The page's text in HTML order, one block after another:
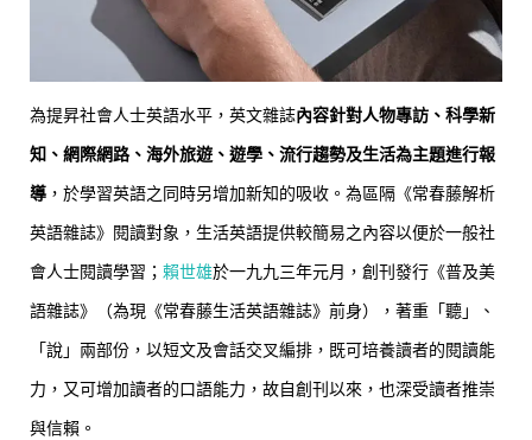
為提昇社會人士英語水平，英文雜誌內容針對人物專訪、科學新
知、網際網路、海外旅遊、遊學、流行趨勢及生活為主題進行報
導 ，於學習英語之同時另增加新知的吸收。為區隔《常春藤解析
英語雜誌》閱讀對象，生活英語提供較簡易之內容以便於一般社
會人士閱讀學習； 賴世雄於一九九三年元月，創刊發行《普及美
語雜誌》（為現《常春藤生活英語雜誌》前身），著重「聽」、
「說」兩部份，以短文及會話交叉編排，既可培養讀者的閱讀能
力，又可增加讀者的口語能力，故自創刊以來，也深受讀者推崇
與信賴。